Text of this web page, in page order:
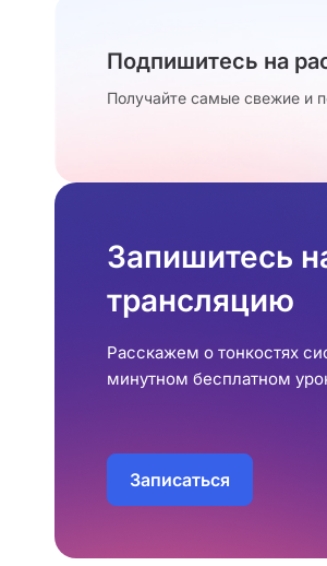
Подпишитесь на
Получайте самые свежие и
Запишитесь
трансляцию
Расскажем о тонкостях
минутном бесплатном
Записаться